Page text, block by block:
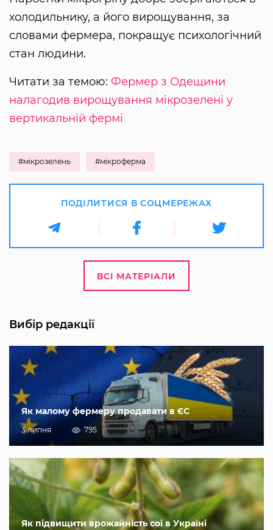
холодильнику, а його вирощування, за
словами фермера, покращує психологічний
стан людини.
Читати за темою: Фермер з Одещини
налагодив вирощування мікрозелені у
вертикальній фермі
#мікрозелень #мікроферма
ПОДІЛИТИСЯ В СОЦМЕРЕЖАХ
ВСІ МАТЕРІАЛИ
Вибір редакції
Як малому фермеру продавати в ЄС
3 липня 795
Як підвищити врожайність сої в Україні